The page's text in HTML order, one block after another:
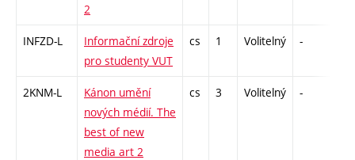
2
INFZD-L
Informační zdroje
pro studenty VUT
cs 1 Volitelný -
2KNM-L
Kánon umění
nových médií. The
best of new
media art 2
cs 3 Volitelný -